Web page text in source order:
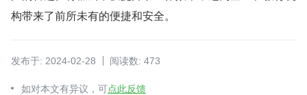
构带来了前所未有的便捷和安全。
发布于: 2024-02-28 阅读数: 473
如对本文有异议，可点此反馈